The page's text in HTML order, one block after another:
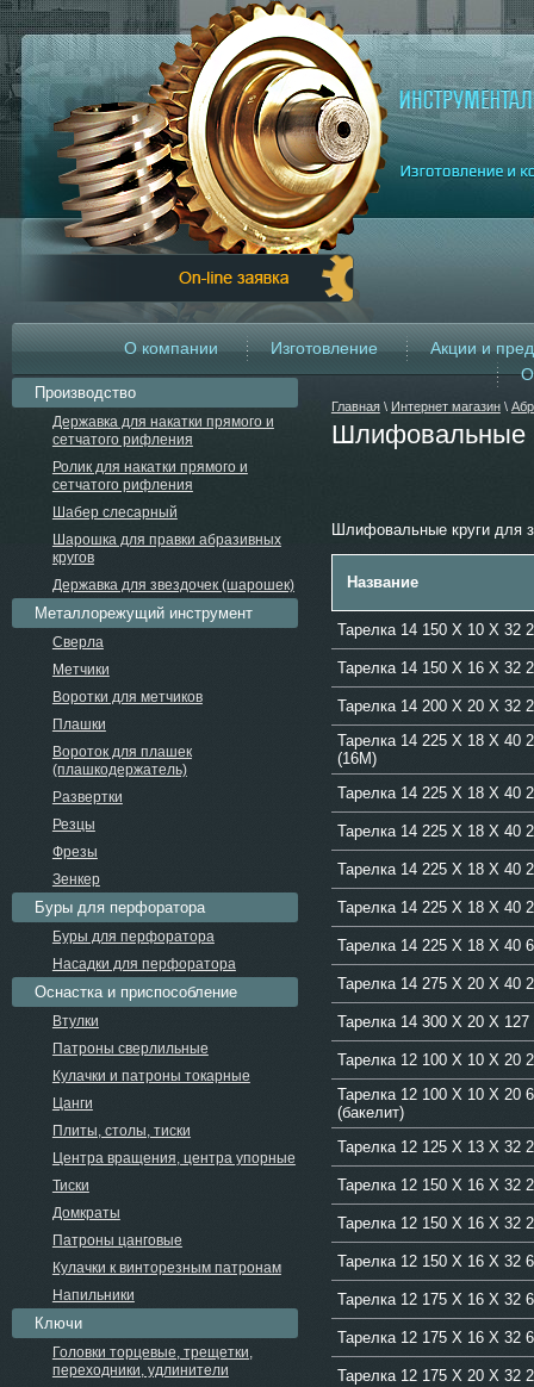
О компании Изготовление
Акции и
Главная\ Интернет магазин\
Шлифовальные
Шлифовальные круги для
Название
Тарелка 14 150 Х 10 Х
Тарелка 14 150 Х 16 Х
Тарелка 14 200 Х 20 Х
Тарелка 14 225 Х 18 Х 40
(16М)
Тарелка 14 225 Х 18 Х
Тарелка 14 225 Х 18 Х
Тарелка 14 225 Х 18 Х
Тарелка 14 225 Х 18 Х
Тарелка 14 225 Х 18 Х
Тарелка 14 275 Х 20 Х
Тарелка 14 300 Х 20 Х
Тарелка 12 100 Х 10 Х
Тарелка 12 100 Х 10 Х 20
(бакелит)
Тарелка 12 125 Х 13 Х
Тарелка 12 150 Х 16 Х 32
Тарелка 12 150 Х 16 Х 32
Тарелка 12 150 Х 16 Х
Тарелка 12 175 Х 16 Х
Тарелка 12 175 Х 16 Х
Тарелка 12 175 Х 20 Х
Производство
Державка для накатки прямого и
сетчатого рифления
Ролик для накатки прямого и
сетчатого рифления
Шабер слесарный
Шарошка для правки абразивных
кругов
Державка для звездочек (шарошек)
Металлорежущий инструмент
Сверла
Метчики
Воротки для метчиков
Плашки
Вороток для плашек
(плашкодержатель)
Развертки
Резцы
Фрезы
Зенкер
Буры для перфоратора
Буры для перфоратора
Насадки для перфоратора
Оснастка и приспособление
Втулки
Патроны сверлильные
Кулачки и патроны токарные
Цанги
Плиты, столы, тиски
Центра вращения, центра упорные
Тиски
Домкраты
Патроны цанговые
Кулачки к винторезным патронам
Напильники
Ключи
Головки торцевые, трещетки,
переходники, удлинители